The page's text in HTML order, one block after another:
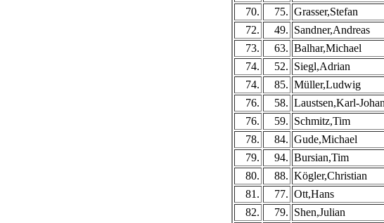
70.
75. Grasser,Stefan
72.
49. Sandner,Andreas
73.
63. Balhar,Michael
74.
52. Siegl,Adrian
74.
85. Müller,Ludwig
76.
58. Laustsen,Karl-Johan
76.
59. Schmitz,Tim
78.
84. Gude,Michael
79.
94. Bursian,Tim
80.
88. Kögler,Christian
81.
77. Ott,Hans
82.
79. Shen,Julian